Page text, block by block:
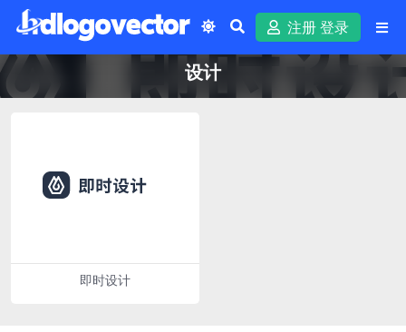
注册 登录
设计
即时设计